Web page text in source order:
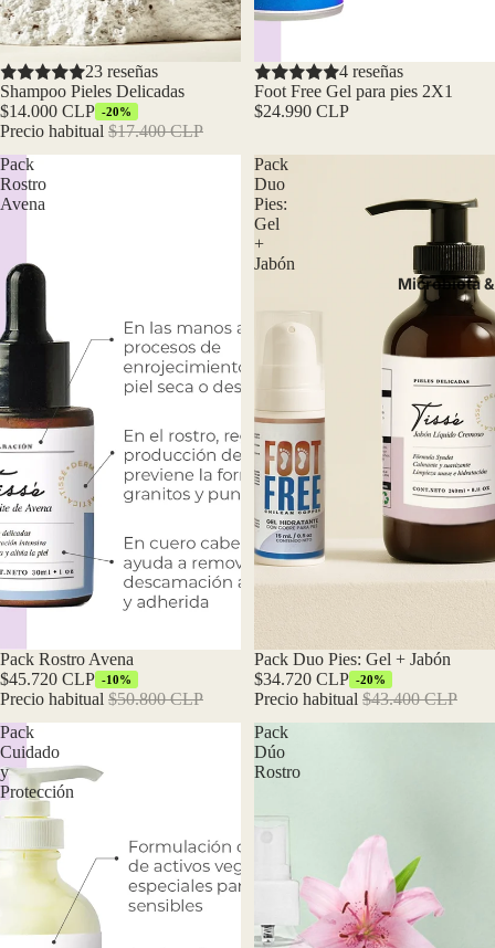
Microbiota
Oferta
23 reseñas
Shampoo Pieles Delicadas
$14.000 CLP -20%
Precio habitual $17.400 CLP
4 reseñas
Foot Free Gel para pies 2X1
$24.990 CLP
Pack
Rostro
Avena
Oferta
Pack Rostro Avena
$45.720 CLP -10%
Precio habitual $50.800 CLP
Pack
Duo
Pies:
Gel
+
Jabón
Oferta
Pack Duo Pies: Gel + Jabón
$34.720 CLP -20%
Precio habitual $43.400 CLP
Pack
Cuidado
y
Protección
Pack
Dúo
Rostro